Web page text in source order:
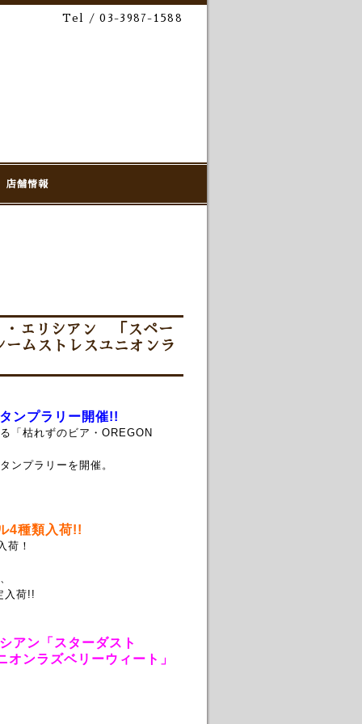
Tel / 03-3987-1588
店舗情報
・エリシアン 「スペー
ムストレスユニオンラ
ンプラリー開催!!
「枯れずのビア・OREGON
ンプラリーを開催。
4種類入荷!!
荷！
入荷!!
アン「スターダスト
オンラズベリーウィート」